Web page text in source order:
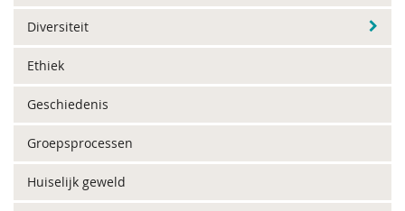
Diversiteit
Ethiek
Geschiedenis
Groepsprocessen
Huiselijk geweld